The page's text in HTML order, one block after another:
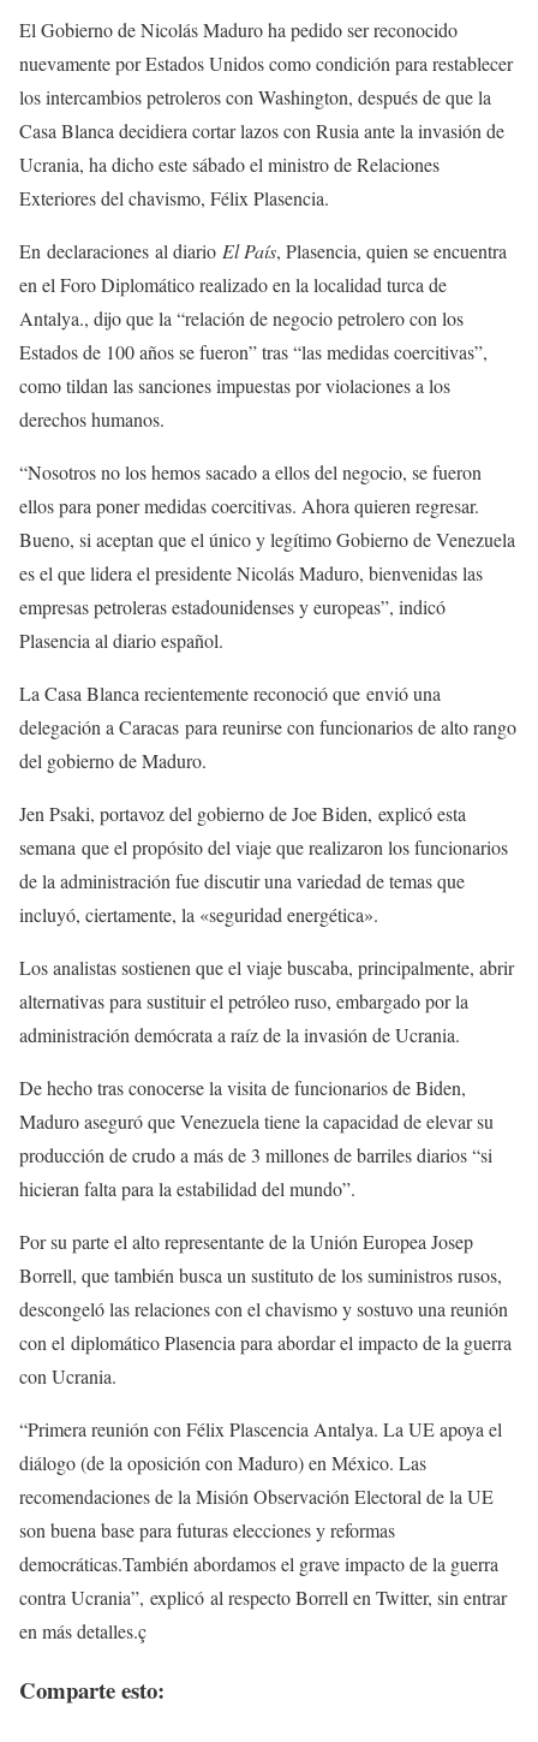
El Gobierno de Nicolás Maduro ha pedido ser reconocido
nuevamente por Estados Unidos como condición para restablecer
los intercambios petroleros con Washington, después de que la
Casa Blanca decidiera cortar lazos con Rusia ante la invasión de
Ucrania, ha dicho este sábado el ministro de Relaciones
Exteriores del chavismo, Félix Plasencia.
En declaraciones al diario El País, Plasencia, quien se encuentra
en el Foro Diplomático realizado en la localidad turca de
Antalya., dijo que la “relación de negocio petrolero con los
Estados de 100 años se fueron” tras “las medidas coercitivas”,
como tildan las sanciones impuestas por violaciones a los
derechos humanos.
“Nosotros no los hemos sacado a ellos del negocio, se fueron
ellos para poner medidas coercitivas. Ahora quieren regresar.
Bueno, si aceptan que el único y legítimo Gobierno de Venezuela
es el que lidera el presidente Nicolás Maduro, bienvenidas las
empresas petroleras estadounidenses y europeas”, indicó
Plasencia al diario español.
La Casa Blanca recientemente reconoció que envió una
delegación a Caracas para reunirse con funcionarios de alto rango
del gobierno de Maduro.
Jen Psaki, portavoz del gobierno de Joe Biden, explicó esta
semana que el propósito del viaje que realizaron los funcionarios
de la administración fue discutir una variedad de temas que
incluyó, ciertamente, la «seguridad energética».
Los analistas sostienen que el viaje buscaba, principalmente, abrir
alternativas para sustituir el petróleo ruso, embargado por la
administración demócrata a raíz de la invasión de Ucrania.
De hecho tras conocerse la visita de funcionarios de Biden,
Maduro aseguró que Venezuela tiene la capacidad de elevar su
producción de crudo a más de 3 millones de barriles diarios “si
hicieran falta para la estabilidad del mundo”.
Por su parte el alto representante de la Unión Europea Josep
Borrell, que también busca un sustituto de los suministros rusos,
descongeló las relaciones con el chavismo y sostuvo una reunión
con el diplomático Plasencia para abordar el impacto de la guerra
con Ucrania.
“Primera reunión con Félix Plascencia Antalya. La UE apoya el
diálogo (de la oposición con Maduro) en México. Las
recomendaciones de la Misión Observación Electoral de la UE
son buena base para futuras elecciones y reformas
democráticas.También abordamos el grave impacto de la guerra
contra Ucrania”, explicó al respecto Borrell en Twitter, sin entrar
en más detalles.ç
Comparte esto: